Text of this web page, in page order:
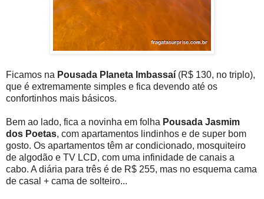
Ficamos na Pousada Planeta Imbassaí (R$ 130, no triplo),
que é extremamente simples e fica devendo até os
confortinhos mais básicos.
Bem ao lado, fica a novinha em folha Pousada Jasmim
dos Poetas, com apartamentos lindinhos e de super bom
gosto. Os apartamentos têm ar condicionado, mosquiteiro
de algodão e TV LCD, com uma infinidade de canais a
cabo. A diária para três é de R$ 255, mas no esquema cama
de casal + cama de solteiro...